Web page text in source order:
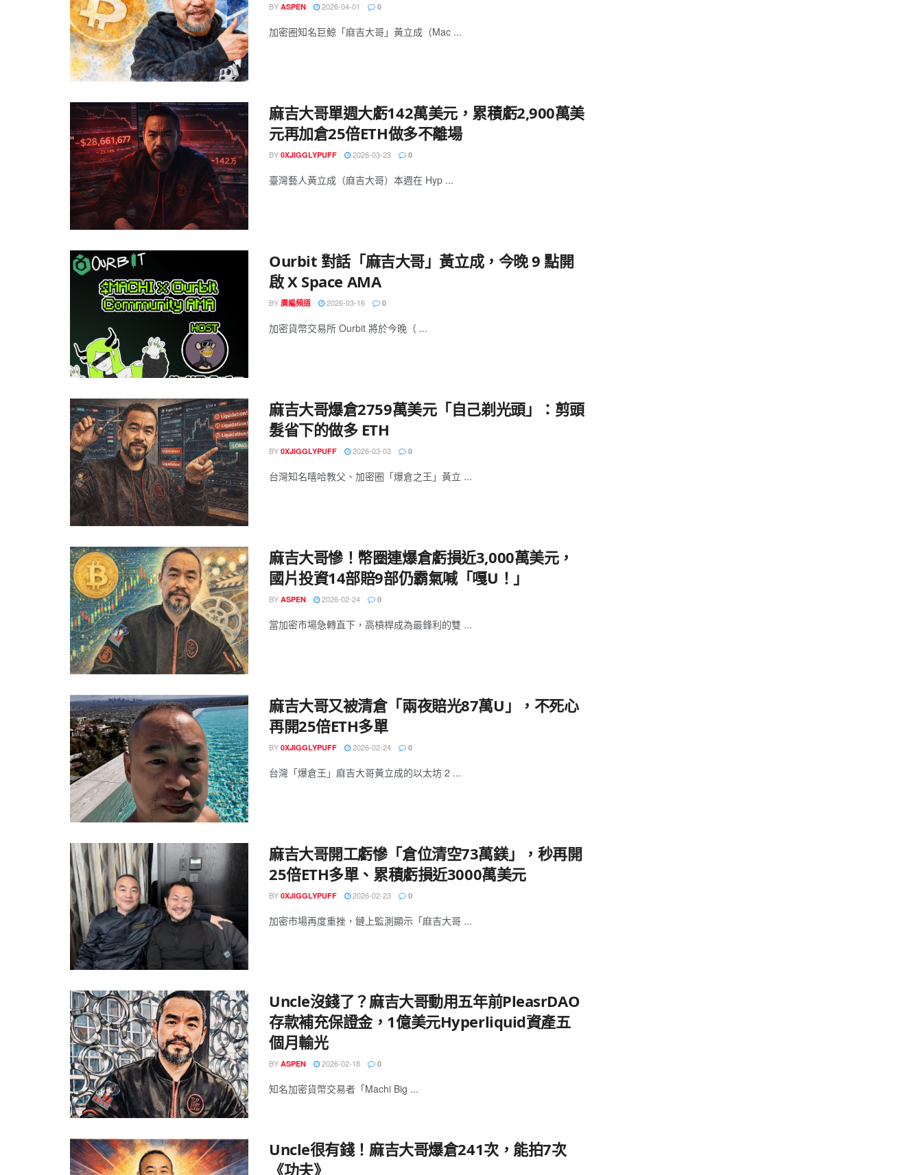
BY ASPEN 2026-04-01 0
加密圈知名巨鯨「麻吉大哥」黃立成（Mac ...
麻吉大哥單週大虧142萬美元，累積虧2,900萬美
元再加倉25倍ETH做多不離場
BY 0XJIGGLYPUFF 2026-03-23 0
臺灣藝人黃立成（麻吉大哥）本週在 Hyp ...
Ourbit 對話「麻吉大哥」黃立成，今晚 9 點開
啟 X Space AMA
BY 廣編頻道 2026-03-16 0
加密貨幣交易所 Ourbit 將於今晚（ ...
麻吉大哥爆倉2759萬美元「自己剃光頭」：剪頭
髮省下的做多 ETH
BY 0XJIGGLYPUFF 2026-03-03 0
台灣知名嘻哈教父、加密圈「爆倉之王」黃立 ...
麻吉大哥慘！幣圈連爆倉虧損近3,000萬美元，
國片投資14部賠9部仍霸氣喊「嘎U！」
BY ASPEN 2026-02-24 0
當加密市場急轉直下，高槓桿成為最鋒利的雙 ...
麻吉大哥又被清倉「兩夜賠光87萬U」，不死心
再開25倍ETH多單
BY 0XJIGGLYPUFF 2026-02-24 0
台灣「爆倉王」麻吉大哥黃立成的以太坊 2 ...
麻吉大哥開工虧慘「倉位清空73萬鎂」，秒再開
25倍ETH多單、累積虧損近3000萬美元
BY 0XJIGGLYPUFF 2026-02-23 0
加密市場再度重挫，鏈上監測顯示「麻吉大哥 ...
Uncle沒錢了？麻吉大哥動用五年前PleasrDAO
存款補充保證金，1億美元Hyperliquid資產五
個月輸光
BY ASPEN 2026-02-18 0
知名加密貨幣交易者「Machi Big ...
Uncle很有錢！麻吉大哥爆倉241次，能拍7次
《功夫》